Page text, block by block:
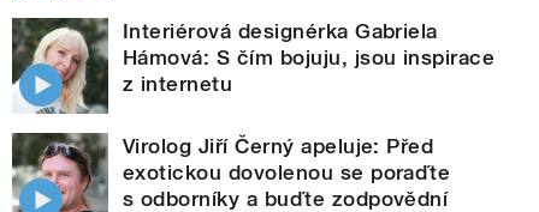
Interiérová designérka Gabriela
Hámová: S čím bojuju, jsou inspirace
z internetu
Virolog Jiří Černý apeluje: Před
exotickou dovolenou se poraďte
s odborníky a buďte zodpovědní